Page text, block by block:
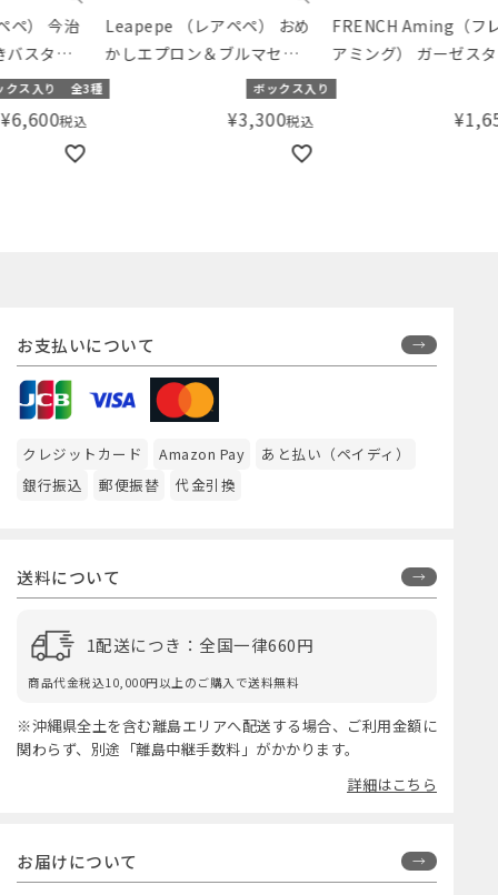
Leapepe （レアペペ） おめ
かしエプロン＆ブルマセッ
ト BLOSSOM ピンク （70-
80cm）
FRENCH Aming（フレンチ
アミング） ガーゼスタイ 刺
繍
フ
お支払いについて
クレジットカード Amazon Pay
あと払い（ペイディ）
銀行振込
郵便振替 代金引換
送料について
1配送につき：全国一律660円
商品代金税込10,000円以上のご購入で送料無料
※沖縄県全土を含む離島エリアへ配送する場合、ご利用金額に
関わらず、別途「離島中継手数料」がかかります。
詳細はこちら
お届けについて